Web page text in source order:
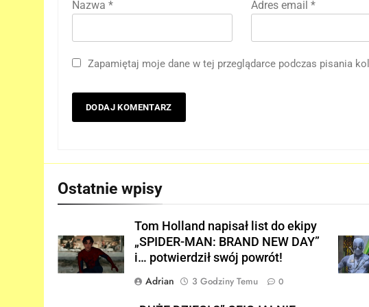
Nazwa * Adres email *
Zapamiętaj moje dane w tej przeglądarce podczas pisania
Ostatnie wpisy
Tom Holland napisał list do ekipy
„SPIDER-MAN: BRAND NEW DAY”
i… potwierdził swój powrót!
Adrian
3 Godziny Temu 0
Nowe szczegoły o żonie
„AVENGERS: DOOMSDAY”!
6
Nowy TRAILER „GTA VI”
NETFLIX!
GRY
7
TAK może wyglądać
ulepszony kostium Thora w